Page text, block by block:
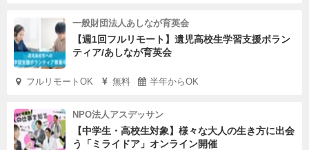
一般財団法人あしなが育英会
【週1回フルリモート】遺児高校生学習支援ボラン
ティア/あしなが育英会
フルリモートOK 無料 半年からOK
NPO法人アスデッサン
【中学生・高校生対象】様々な大人の生き方に出会
う「ミライドア」オンライン開催